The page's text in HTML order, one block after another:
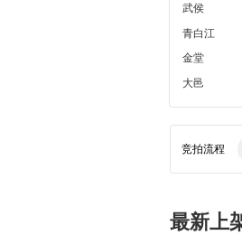
武侯
青白江
金堂
大邑
都江堰
高新西
竞拍流程
最新上